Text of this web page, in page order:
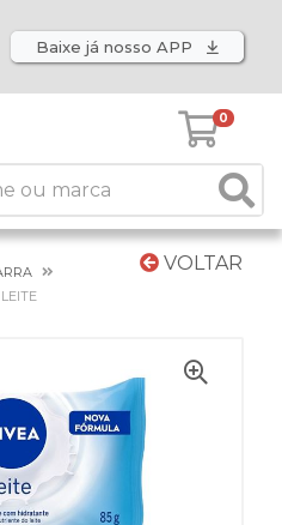
Baixe já nosso APP
0
VOLTAR